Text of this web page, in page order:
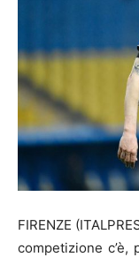
FIRENZE
competizione